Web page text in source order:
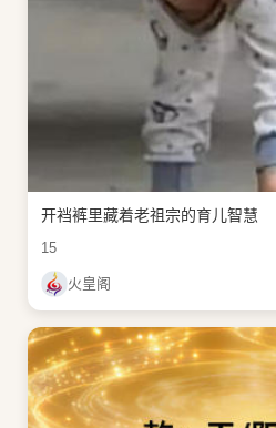
开裆裤里藏着老祖宗的育儿智慧
15
火皇阁